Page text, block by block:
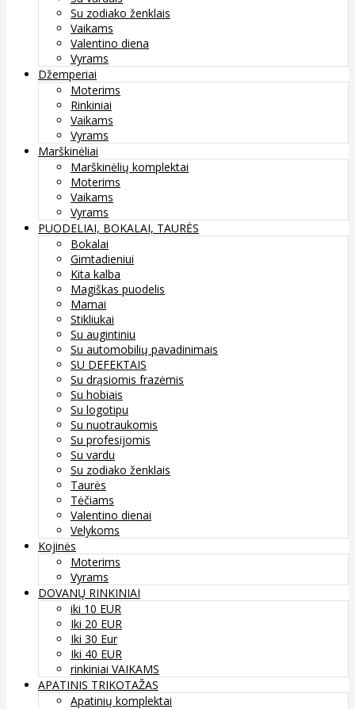
Su zodiako ženklais
Vaikams
Valentino diena
Vyrams
Džemperiai
Moterims
Rinkiniai
Vaikams
Vyrams
Marškinėliai
Marškinėlių komplektai
Moterims
Vaikams
Vyrams
PUODELIAI, BOKALAI, TAURĖS
Bokalai
Gimtadieniui
Kita kalba
Magiškas puodelis
Mamai
Stikliukai
Su augintiniu
Su automobilių pavadinimais
SU DEFEKTAIS
Su drąsiomis frazėmis
Su hobiais
Su logotipu
Su nuotraukomis
Su profesijomis
Su vardu
Su zodiako ženklais
Taurės
Tėčiams
Valentino dienai
Velykoms
Kojinės
Moterims
Vyrams
DOVANŲ RINKINIAI
iki 10 EUR
Iki 20 EUR
Iki 30 Eur
Iki 40 EUR
rinkiniai VAIKAMS
APATINIS TRIKOTAŽAS
Apatinių komplektai